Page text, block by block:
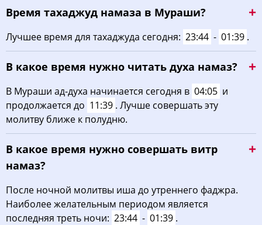
22, Сб 01:53 04:17 15:44
01:54 04:20 11:47 15:42 19:13 21:29
24, Пн 01:55 04:22 11:47 15:40 19:10 21:28
25, Вт 01:56 04:24 11:46 15:39 19:07
01:57 04:26 11:46
27, Чт 01:57 04:29 11:46 15:36 19:01 21:22
29, Сб 02:02 04:33 11:45 15:32 18:56
Время тахаджуд намаза в Мураши?
Лучшее время для тахаджуда сегодня: 23:44 - 01:39 .
В какое время нужно читать духа намаз?
В Мураши ад-духа начинается сегодня в 04:05 и
продолжается до 11:39 . Лучше совершать эту
молитву ближе к полудню.
В какое время нужно совершать витр
намаз?
После ночной молитвы иша до утреннего фаджра.
Наиболее желательным периодом является
последняя треть ночи: 23:44 - 01:39 .